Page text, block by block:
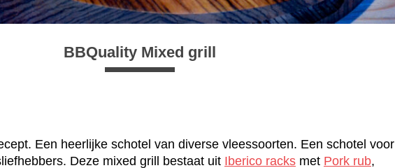
BBQuality Mixed grill
Een heerlijke schotel van diverse vleessoorten. Een schotel voor
Deze mixed grill bestaat uit Iberico racks met Pork rub,